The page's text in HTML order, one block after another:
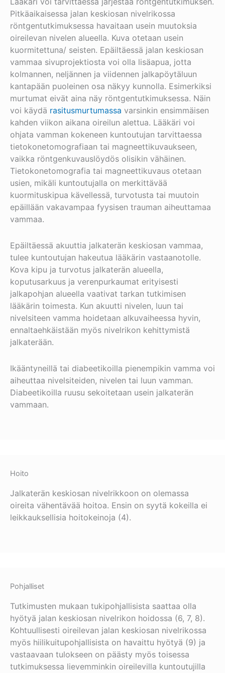
Pitkäaikaisessa jalan keskiosan nivelrikossa
röntgentutkimuksessa havaitaan usein muutoksia
oireilevan nivelen alueella. Kuva otetaan usein
kuormitettuna/ seisten. Epäiltäessä jalan keskiosan
vammaa sivuprojektiosta voi olla lisäapua, jotta
kolmannen, neljännen ja viidennen jalkapöytäluun
kantapään puoleinen osa näkyy kunnolla. Esimerkiksi
murtumat eivät aina näy röntgentutkimuksessa. Näin
voi käydä rasitusmurtumassa varsinkin ensimmäisen
kahden viikon aikana oireilun alettua. Lääkäri voi
ohjata vamman kokeneen kuntoutujan tarvittaessa
tietokonetomografiaan tai magneettikuvaukseen,
vaikka röntgenkuvauslöydös olisikin vähäinen.
Tietokonetomografia tai magneettikuvaus otetaan
usien, mikäli kuntoutujalla on merkittävää
kuormituskipua kävellessä, turvotusta tai muutoin
epäillään vakavampaa fyysisen trauman aiheuttamaa
vammaa.
Epäiltäessä akuuttia jalkaterän keskiosan vammaa,
tulee kuntoutujan hakeutua lääkärin vastaanotolle.
Kova kipu ja turvotus jalkaterän alueella,
koputusarkuus ja verenpurkaumat erityisesti
jalkapohjan alueella vaativat tarkan tutkimisen
lääkärin toimesta. Kun akuutti nivelen, luun tai
nivelsiteen vamma hoidetaan alkuvaiheessa hyvin,
ennaltaehkäistään myös nivelrikon kehittymistä
jalkaterään.
Ikääntyneillä tai diabeetikoilla pienempikin vamma voi
aiheuttaa nivelsiteiden, nivelen tai luun vamman.
Diabeetikoilla ruusu sekoitetaan usein jalkaterän
vammaan.
Hoito
Jalkaterän keskiosan nivelrikkoon on olemassa
oireita vähentävää hoitoa. Ensin on syytä kokeilla ei
leikkauksellisia hoitokeinoja (4).
Pohjalliset
Tutkimusten mukaan tukipohjallisista saattaa olla
hyötyä jalan keskiosan nivelrikon hoidossa (6, 7, 8).
Kohtuullisesti oireilevan jalan keskiosan nivelrikossa
myös hiilikuitupohjallisista on havaittu hyötyä (9) ja
vastaavaan tulokseen on päästy myös toisessa
tutkimuksessa lievemminkin oireilevilla kuntoutujilla